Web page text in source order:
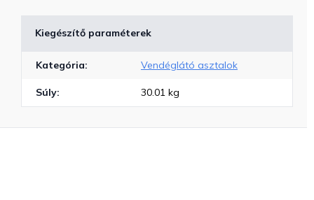
Kiegészítő paraméterek
Kategória: Vendéglátó asztalok
Súly: 30.01 kg